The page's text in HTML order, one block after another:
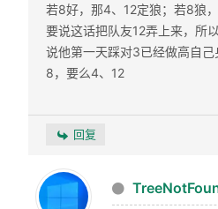
若8好，那4、12定狼；若8狼
要说这话把队友12弄上来，所
说他第一天踩对3已经做高自己
8，要么4、12
回复